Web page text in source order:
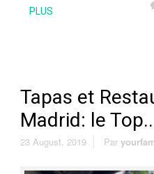
PLUS
Tapas et
Madrid: le
23 August, 2019 Par